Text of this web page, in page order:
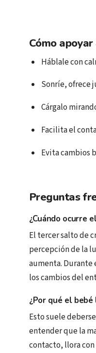
Cómo
Háblale con
Sonríe, ofrece
Cárgalo
Facilita el
Evita cambios
Preguntas
¿Cuándo ocurre
El tercer salto de
percepción de la
aumenta. Durante
los cambios del
¿Por qué el bebé
Esto suele
entender que la
contacto, llora con